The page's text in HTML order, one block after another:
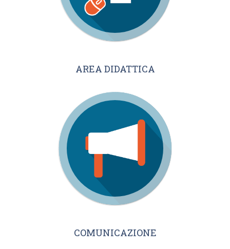
AREA DIDATTICA
COMUNICAZIONE